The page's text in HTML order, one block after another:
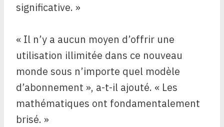
significative. »
« Il n’y a aucun moyen d’offrir une
utilisation illimitée dans ce nouveau
monde sous n’importe quel modèle
d’abonnement », a-t-il ajouté. « Les
mathématiques ont fondamentalement
brisé. »